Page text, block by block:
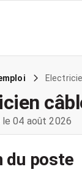
04 août 2026
du poste